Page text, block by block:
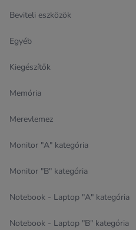
Beviteli eszközök
Egyéb
Kiegészítők
Memória
Merevlemez
Monitor "A" kategória
Monitor "B" kategória
Notebook - Laptop "A" kategória
Notebook - Laptop "B" kategória